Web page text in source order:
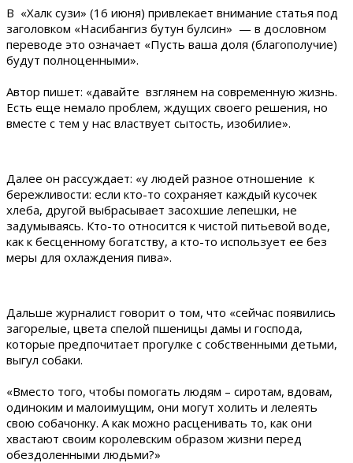
В «Халк сузи» (16 июня) привлекает внимание статья под
заголовком «Насибангиз бутун булсин» — в дословном
переводе это означает «Пусть ваша доля (благополучие)
будут полноценными».
Автор пишет: «давайте взглянем на современную жизнь.
Есть еще немало проблем, ждущих своего решения, но
вместе с тем у нас властвует сытость, изобилие».
Далее он рассуждает: «у людей разное отношение к
бережливости: если кто-то сохраняет каждый кусочек
хлеба, другой выбрасывает засохшие лепешки, не
задумываясь. Кто-то относится к чистой питьевой воде,
как к бесценному богатству, а кто-то использует ее без
меры для охлаждения пива».
Дальше журналист говорит о том, что «сейчас появились
загорелые, цвета спелой пшеницы дамы и господа,
которые предпочитает прогулке с собственными детьми,
выгул собаки.
«Вместо того, чтобы помогать людям – сиротам, вдовам,
одиноким и малоимущим, они могут холить и лелеять
свою собачонку. А как можно расценивать то, как они
хвастают своим королевским образом жизни перед
обездоленными людьми?»